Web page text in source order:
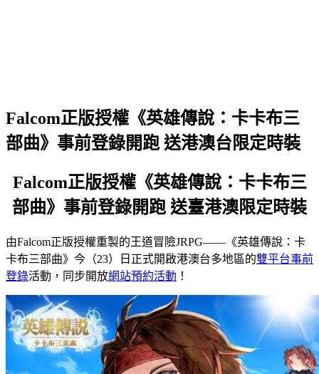
Falcom正版授權《英雄傳說：卡卡布三
部曲》事前登錄開跑 送港澳台限定時裝
Falcom正版授權《英雄傳說：卡卡布三
部曲》事前登錄開跑 送臺港澳限定時裝
由Falcom正版授權重製的王道冒險JRPG——《英雄傳說：卡
卡布三部曲》今（23）日正式開啟港澳台多地區的雙平台事前
登錄活動，同步開放網站預約活動 ！